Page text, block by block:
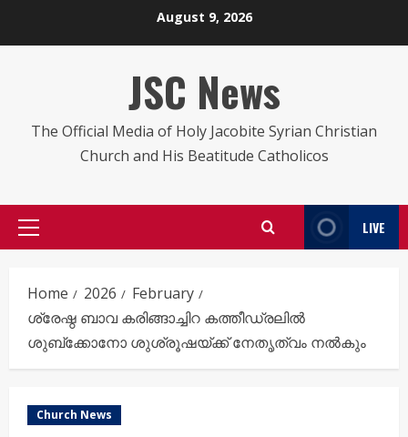
August 9, 2026
JSC News
The Official Media of Holy Jacobite Syrian Christian
Church and His Beatitude Catholicos
Primary
LIVE
Home 2026
February
ശ്രേഷ്ഠ ബാവ കരിങ്ങാച്ചിറ കത്തീഡ്രലിൽ
ശുബ്ക്കോനോ ശുശ്രൂഷയ്ക്ക് നേതൃത്വം നൽകും
Church News